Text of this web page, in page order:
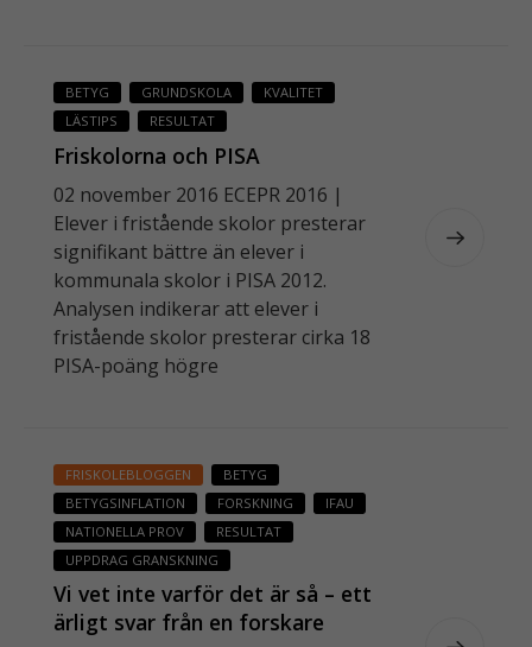
BETYG GRUNDSKOLA
KVALITET
LÄSTIPS
RESULTAT
Friskolorna och PISA
02 november 2016 ECEPR 2016 |
Elever i fristående skolor presterar
signifikant bättre än elever i
kommunala skolor i PISA 2012.
Analysen indikerar att elever i
fristående skolor presterar cirka 18
PISA-poäng högre
FRISKOLEBLOGGEN
BETYG
BETYGSINFLATION
FORSKNING
IFAU
NATIONELLA PROV
RESULTAT
UPPDRAG GRANSKNING
Vi vet inte varför det är så – ett
ärligt svar från en forskare
går inte att
att
webbplatsen